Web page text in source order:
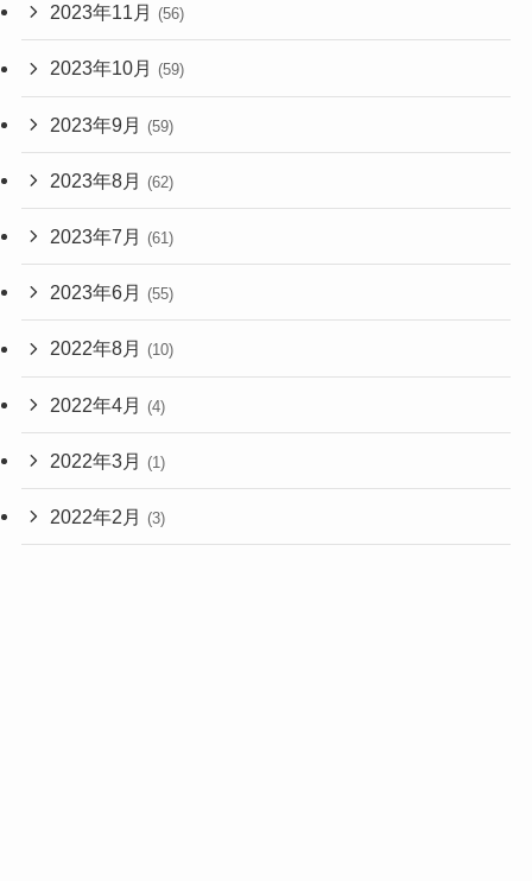
2023年11月 (56)
2023年10月 (59)
2023年9月 (59)
2023年8月 (62)
2023年7月 (61)
2023年6月 (55)
2022年8月 (10)
2022年4月 (4)
2022年3月 (1)
2022年2月 (3)